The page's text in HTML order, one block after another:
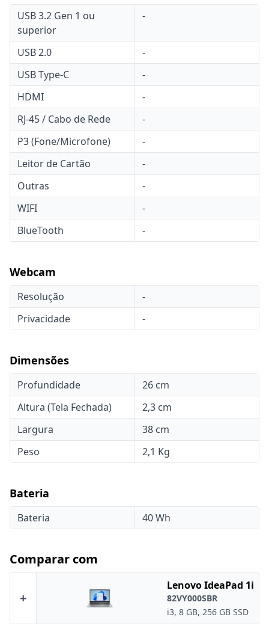
USB 3.2 Gen 1 ou
superior
-
USB 2.0
-
USB Type-C
-
HDMI
-
RJ-45 / Cabo de Rede
-
P3 (Fone/Microfone)
-
Leitor de Cartão
-
Outras
-
WIFI
-
BlueTooth
-
Webcam
Resolução
-
Privacidade
-
Dimensões
Profundidade
26 cm
Altura (Tela Fechada)
2,3 cm
Largura
38 cm
Peso
2,1 Kg
Bateria
Bateria 40 Wh
Comparar com
+
Lenovo IdeaPad 1i
82VY000SBR
i3, 8 GB, 256 GB SSD